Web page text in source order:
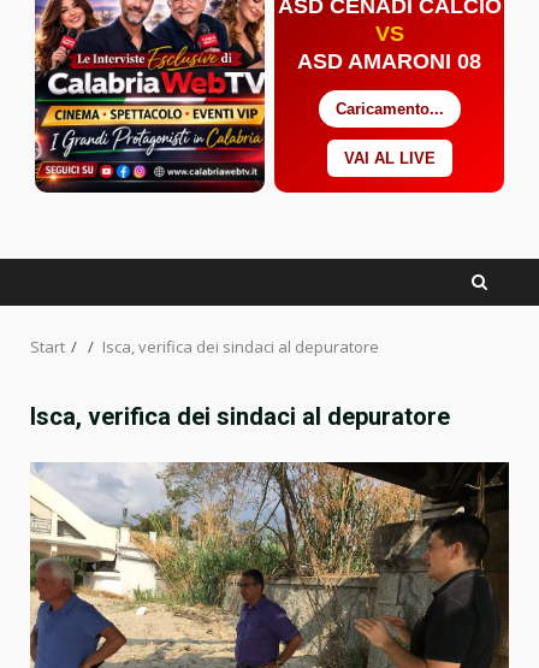
ASD CENADI CALCIO
VS
ASD AMARONI 08
Caricamento...
VAI AL LIVE
Start Isca, verifica dei sindaci al depuratore
Isca, verifica dei sindaci al depuratore